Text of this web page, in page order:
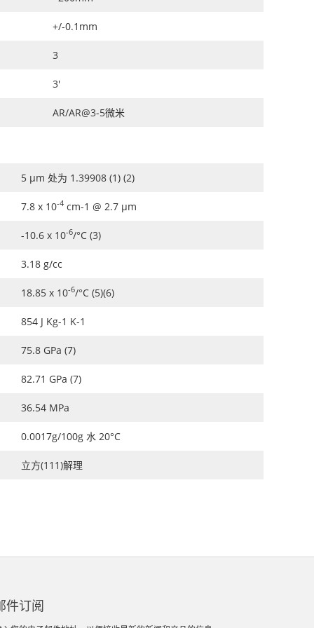
+/-0.1mm
3
3'
AR/AR@3-5微米
5 μm 处为 1.39908 (1) (2)
7.8 x 10-4 cm-1 @ 2.7 μm
-10.6 x 10-6/°C (3)
3.18 g/cc
18.85 x 10-6/°C (5)(6)
854 J Kg-1 K-1
75.8 GPa (7)
82.71 GPa (7)
36.54 MPa
0.0017g/100g 水 20°C
立方(111)解理
件订阅